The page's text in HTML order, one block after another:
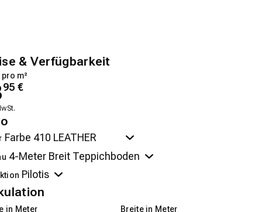
& Verfügbarkeit
m²
95 €
in Meter Breite in Meter